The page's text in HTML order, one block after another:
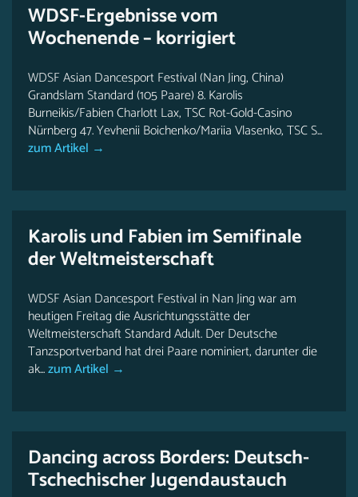
WDSF-Ergebnisse vom
Wochenende – korrigiert
WDSF Asian Dancesport Festival (Nan Jing, China)
Grandslam Standard (105 Paare) 8. Karolis
Burneikis/Fabien Charlott Lax, TSC Rot-Gold-Casino
Nürnberg 47. Yevhenii Boichenko/Mariia Vlasenko, TSC S...
zum Artikel →
Karolis und Fabien im Semifinale
der Weltmeisterschaft
WDSF Asian Dancesport Festival in Nan Jing war am
heutigen Freitag die Ausrichtungsstätte der
Weltmeisterschaft Standard Adult. Der Deutsche
Tanzsportverband hat drei Paare nominiert, darunter die
ak...zum Artikel →
Dancing across Borders: Deutsch-
Tschechischer Jugendaustauch